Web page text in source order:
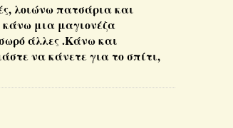
λοιώνω πατσάρια και
μια μαγιονέζα
άλλες .Κάνω και
να κάνετε για το σπίτι,